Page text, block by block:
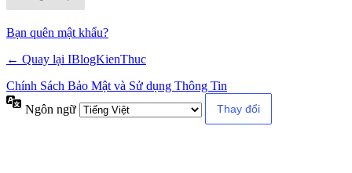
Alternative:
Bạn quên mật khẩu?
← Quay lại IBlogKienThuc
Chính Sách Bảo Mật và Sử dụng Thông Tin
Ngôn ngữ